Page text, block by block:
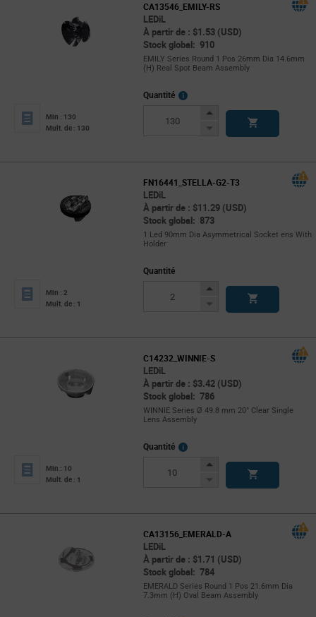
CA13546_EMILY-RS
LEDiL
À partir de : $1.53 (USD)
Stock global: 910
EMILY Series Round 1 Pos 26mm Dia 14.6mm
(H) Real Spot Beam Assembly
Min : 130
Mult. de : 130
Quantité
More
Increase
Decrease
FN16441_STELLA-G2-T3
LEDiL
À partir de : $11.29 (USD)
Stock global: 873
1 Led 90mm Dia Asymmetrical Socket ens With
Holder
Min : 2
Mult. de : 1
Quantité
Increase
Decrease
C14232_WINNIE-S
LEDiL
À partir de : $3.42 (USD)
Stock global: 786
WINNIE Series Ø 49.8 mm 20° Clear Single
Lens Assembly
Min : 10
Mult. de : 1
Quantité
More
Increase
Decrease
CA13156_EMERALD-A
LEDiL
À partir de : $1.71 (USD)
Stock global: 784
EMERALD Series Round 1 Pos 21.6mm Dia
7.3mm (H) Oval Beam Assembly